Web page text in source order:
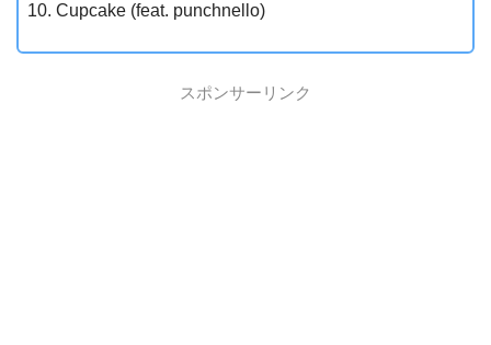
Cupcake (feat. punchnello)
スポンサーリンク